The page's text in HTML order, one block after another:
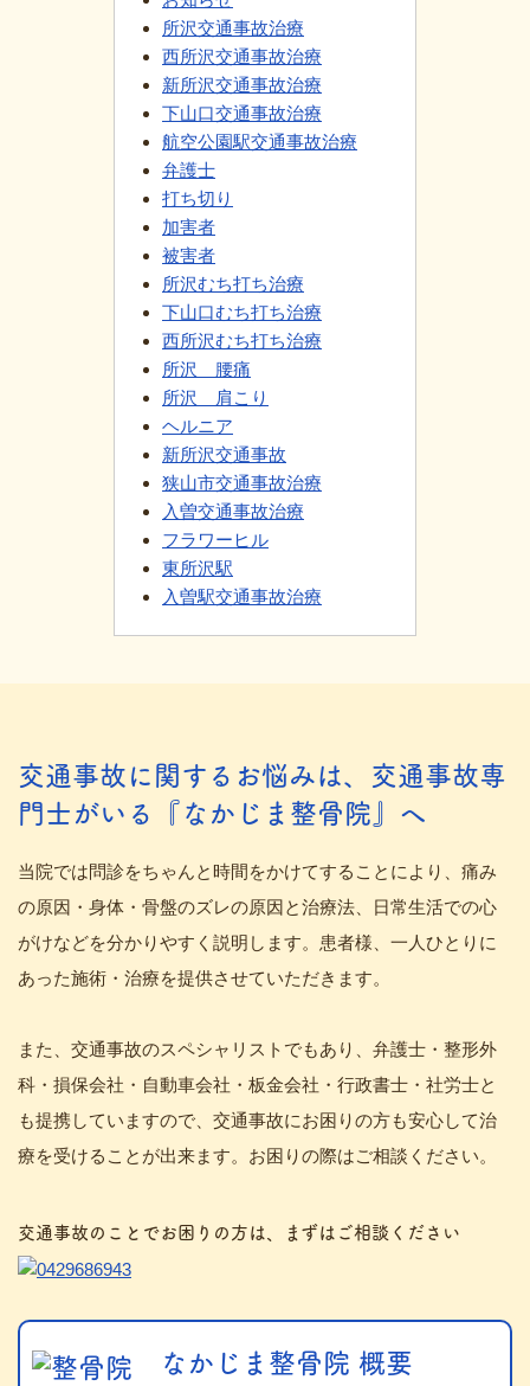
所沢交通事故治療
西所沢交通事故治療
新所沢交通事故治療
下山口交通事故治療
航空公園駅交通事故治療
弁護士
打ち切り
加害者
被害者
所沢むち打ち治療
下山口むち打ち治療
西所沢むち打ち治療
所沢 腰痛
所沢 肩こり
ヘルニア
新所沢交通事故
狭山市交通事故治療
入曽交通事故治療
フラワーヒル
東所沢駅
入曽駅交通事故治療
交通事故に関するお悩みは、交通事故専
門士がいる『なかじま整骨院』へ
当院では問診をちゃんと時間をかけてすることにより、痛み
の原因・身体・骨盤のズレの原因と治療法、日常生活での心
がけなどを分かりやすく説明します。患者様、一人ひとりに
あった施術・治療を提供させていただきます。
また、交通事故のスペシャリストでもあり、弁護士・整形外
科・損保会社・自動車会社・板金会社・行政書士・社労士と
も提携していますので、交通事故にお困りの方も安心して治
療を受けることが出来ます。お困りの際はご相談ください。
交通事故のことでお困りの方は、まずはご相談ください
なかじま整骨院 概要